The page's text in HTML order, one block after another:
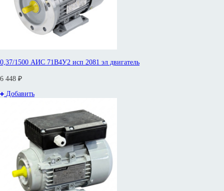
0,37/1500 АИС 71В4У2 исп 2081 эл двигатель
6 448 ₽
Добавить